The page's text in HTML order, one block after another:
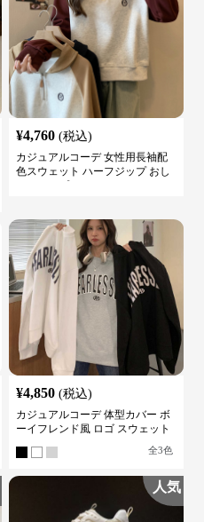
¥4,760 (税込)
カジュアルコーデ 女性用長袖配
色スウェット ハーフジップ おし
¥4,850 (税込)
カジュアルコーデ 体型カバー ボ
ーイフレンド風 ロゴ スウェット
全3色
人気